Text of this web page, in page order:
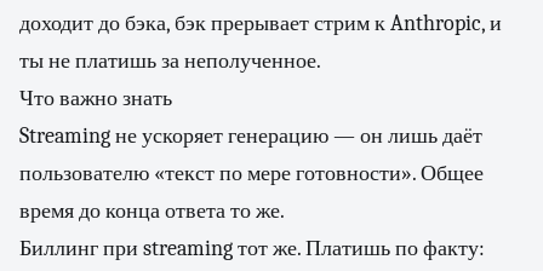
доходит до бэка, бэк прерывает стрим к Anthropic, и
ты не платишь за неполученное.
Что важно знать
Streaming не ускоряет генерацию — он лишь даёт
пользователю «текст по мере готовности». Общее
время до конца ответа то же.
Биллинг при streaming тот же. Платишь по факту: